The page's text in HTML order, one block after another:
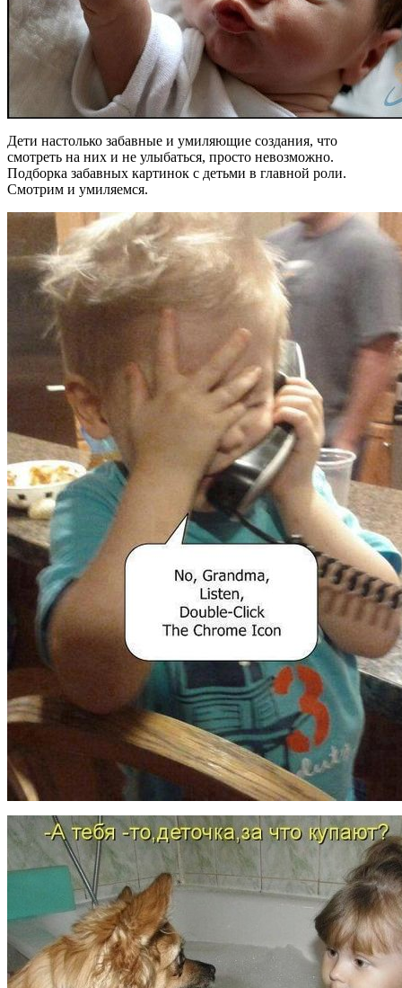
Дети настолько забавные и умиляющие создания, что
смотреть на них и не улыбаться, просто невозможно.
Подборка забавных картинок с детьми в главной роли.
Смотрим и умиляемся.